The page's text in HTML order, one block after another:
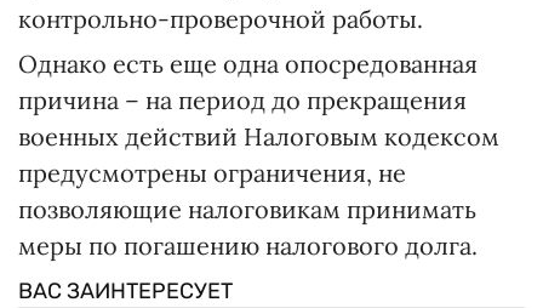
контрольно-проверочной работы.
Однако есть еще одна опосредованная
причина – на период до прекращения
военных действий Налоговым кодексом
предусмотрены ограничения, не
позволяющие налоговикам принимать
меры по погашению налогового долга.
ВАС ЗАИНТЕРЕСУЕТ